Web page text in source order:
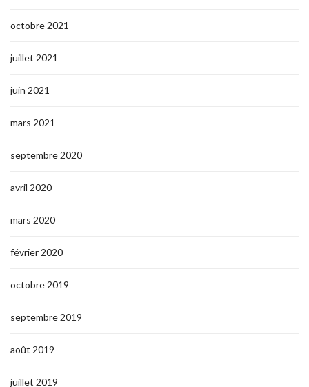
octobre 2021
juillet 2021
juin 2021
mars 2021
septembre 2020
avril 2020
mars 2020
février 2020
octobre 2019
septembre 2019
août 2019
juillet 2019